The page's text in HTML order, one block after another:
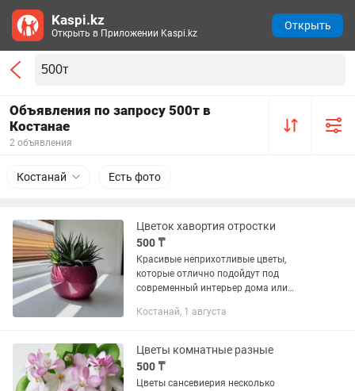
Объявления по запросу 500т в
Костанае
2 объявления
Костанай Есть фото
Цветок хавортия отростки
500 ₸
Красивые неприхотливые цветы,
которые отлично подойдут под
современный интерьер дома или
2500тг. Цена зависит от размера
Отростки...
Костанай, 1 августа
Цветы комнатные разные
500 ₸
Цветы сансевиерия несколько
Kaspi.kz
Открыть в Приложении Kaspi.kz
Открыть